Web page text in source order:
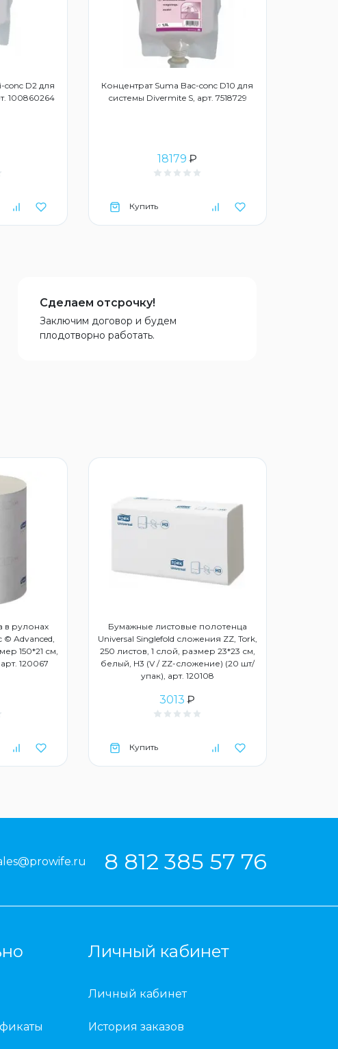
conc D2 для
100860264
Концентрат Suma Bac-conc D10 для
системы Divermite S, арт. 7518729
18179 ₽
Купить
Сделаем отсрочку!
Заключим договор и будем
плодотворно работать.
в рулонах
© Advanced,
150*21 см,
120067
Бумажные листовые полотенца
Universal Singlefold сложения ZZ, Tork,
250 листов, 1 слой, размер 23*23 см,
белый, Н3 (V / ZZ-сложение) (20 шт/
упак), арт. 120108
3013 ₽
Купить
8 812 385 57 76
Личный кабинет
Личный кабинет
История заказов